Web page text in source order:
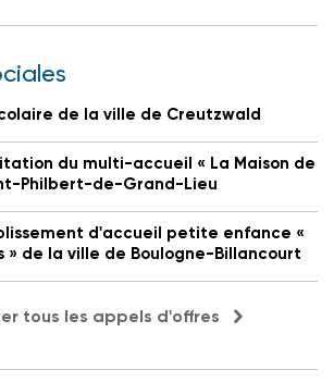
de la ville de Creutzwald
du multi-accueil « La Maison de
Philbert-de-Grand-Lieu
d'accueil petite enfance «
» de la ville de Boulogne-Billancourt
tous les appels d'offres